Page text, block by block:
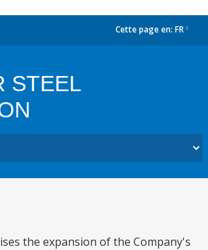
Cette page en: FR
STEEL
the expansion of the Company's